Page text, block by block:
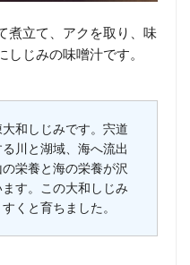
煮立て、アクを取り、味
じみの味噌汁です。
和しじみです。宍道
川と湖域、海へ流出
栄養と海の栄養が沢
す。この大和しじみ
くと育ちました。